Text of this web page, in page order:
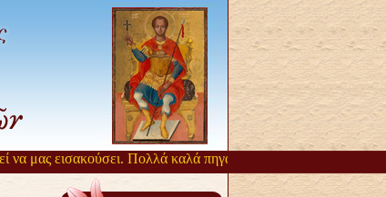
μας εισακούσει. Πολλά καλά πηγάζουν, από την αργοπορία